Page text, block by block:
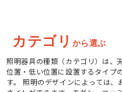
カテゴリ から選ぶ
照明器具の種類（カテゴリ）は、
位置・低い位置に設置するタイプ
す。 照明のデザインによっては、